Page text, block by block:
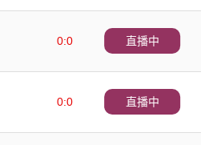
0:0
直播中
0:0
直播中